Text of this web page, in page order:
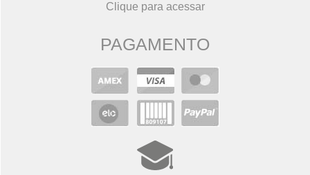
Clique para acessar
PAGAMENTO